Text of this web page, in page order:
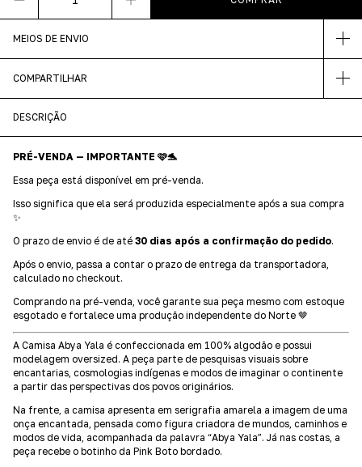
MEIOS DE ENVIO
COMPARTILHAR
DESCRIÇÃO
PRÉ-VENDA — IMPORTANTE 🩷🐬
Essa peça está disponível em pré-venda.
Isso significa que ela será produzida especialmente após a sua compra
✨
O prazo de envio é de até 30 dias após a confirmação do pedido.
Após o envio, passa a contar o prazo de entrega da transportadora,
calculado no checkout.
Comprando na pré-venda, você garante sua peça mesmo com estoque
esgotado e fortalece uma produção independente do Norte 🤎
A Camisa Abya Yala é confeccionada em 100% algodão e possui
modelagem oversized. A peça parte de pesquisas visuais sobre
encantarias, cosmologias indígenas e modos de imaginar o continente
a partir das perspectivas dos povos originários.
Na frente, a camisa apresenta em serigrafia amarela a imagem de uma
onça encantada, pensada como figura criadora de mundos, caminhos e
modos de vida, acompanhada da palavra “Abya Yala”. Já nas costas, a
peça recebe o botinho da Pink Boto bordado.